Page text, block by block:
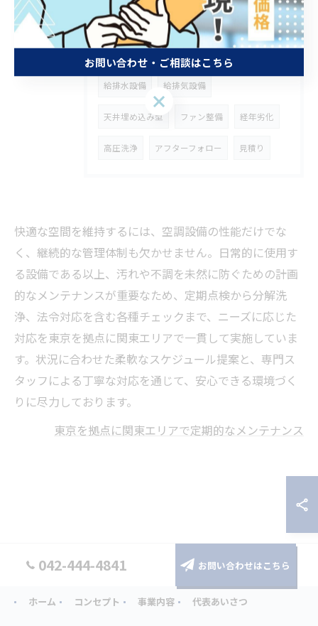
タグ Tags
給排水設備 給排気設備
天井埋め込み型 ファン整備 経年劣化
高圧洗浄 アフターフォロー 見積り
快適な空間を維持するには、空調設備の性能だけでな
く、継続的な管理体制も欠かせません。日常的に使用す
る設備である以上、汚れや不調を未然に防ぐための計画
的なメンテナンスが重要なため、定期点検から分解洗
浄、法令対応を含む各種チェックまで、ニーズに応じた
対応を東京を拠点に関東エリアで一貫して実施していま
す。状況に合わせた柔軟なスケジュール提案と、専門ス
タッフによる丁寧な対応を通じて、安心できる環境づく
りに尽力しております。
東京を拠点に関東エリアで定期的なメンテナンス
042-444-4841 お問い合わせはこちら
ホーム コンセプト 事業内容 代表あいさつ
お問い合わせ・ご相談はこちら
お問い合わせ・ご相談はこちら